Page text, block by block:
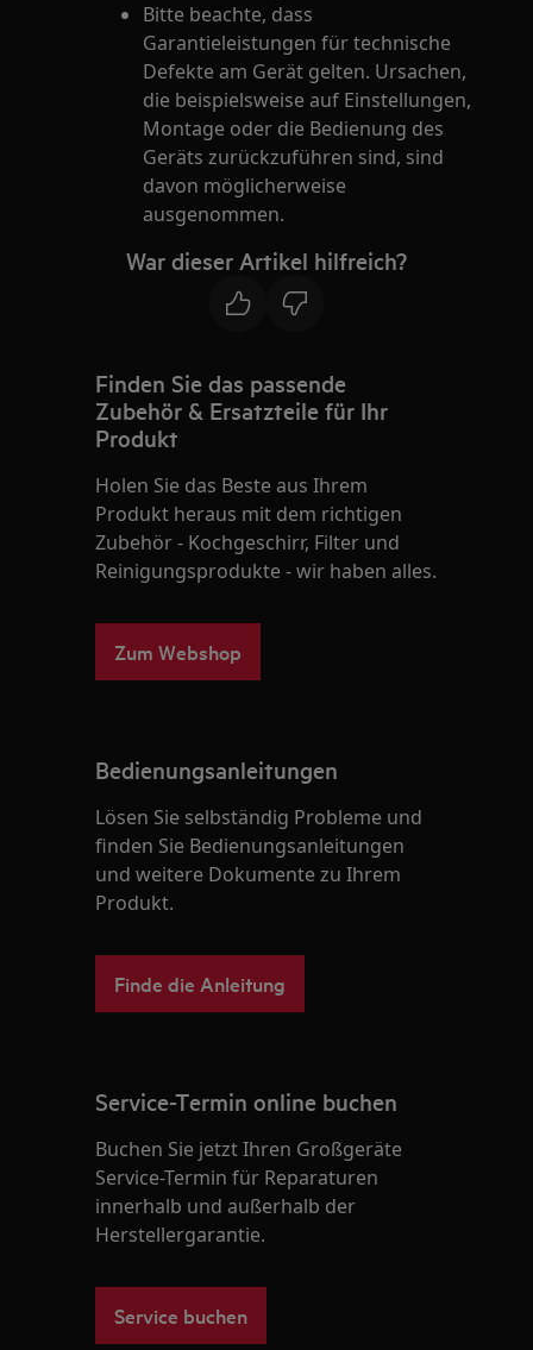
Bitte beachte, dass
Garantieleistungen für technische
Defekte am Gerät gelten. Ursachen,
die beispielsweise auf Einstellungen,
Montage oder die Bedienung des
Geräts zurückzuführen sind, sind
davon möglicherweise
ausgenommen.
War dieser Artikel hilfreich?
Finden Sie das passende
Zubehör & Ersatzteile für Ihr
Produkt
Holen Sie das Beste aus Ihrem
Produkt heraus mit dem richtigen
Zubehör - Kochgeschirr, Filter und
Reinigungsprodukte - wir haben alles.
Zum Webshop
Bedienungsanleitungen
Lösen Sie selbständig Probleme und
finden Sie Bedienungsanleitungen
und weitere Dokumente zu Ihrem
Produkt.
Finde die Anleitung
Service-Termin online buchen
Buchen Sie jetzt Ihren Großgeräte
Service-Termin für Reparaturen
innerhalb und außerhalb der
Herstellergarantie.
Service buchen